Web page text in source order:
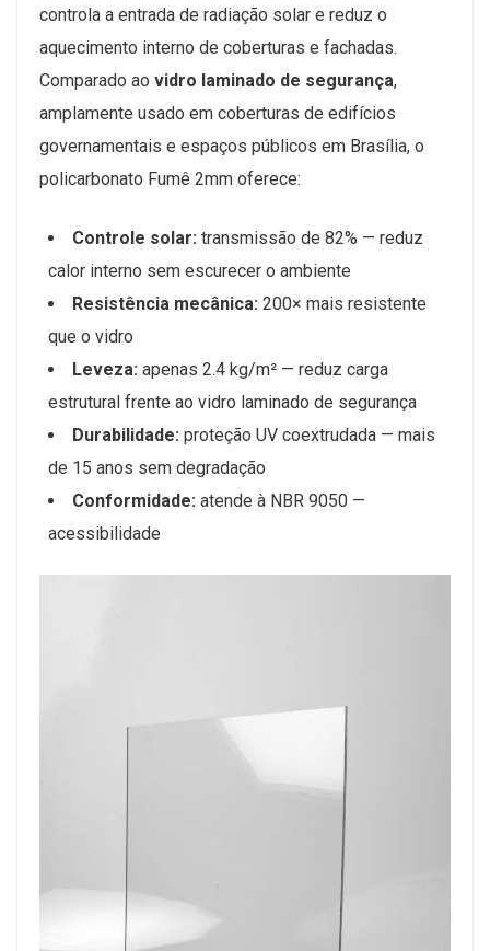
controla a entrada de radiação solar e reduz o
aquecimento interno de coberturas e fachadas.
Comparado ao vidro laminado de segurança,
amplamente usado em coberturas de edifícios
governamentais e espaços públicos em Brasília, o
policarbonato Fumê 2mm oferece:
Controle solar: transmissão de 82% — reduz
calor interno sem escurecer o ambiente
Resistência mecânica: 200× mais resistente
que o vidro
Leveza: apenas 2.4 kg/m² — reduz carga
estrutural frente ao vidro laminado de segurança
Durabilidade: proteção UV coextrudada — mais
de 15 anos sem degradação
Conformidade: atende à NBR 9050 —
acessibilidade